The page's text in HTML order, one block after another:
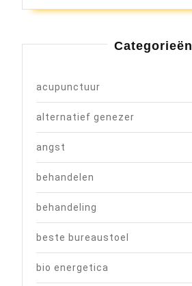
Categorieën
acupunctuur
alternatief genezer
angst
behandelen
behandeling
beste bureaustoel
bio energetica